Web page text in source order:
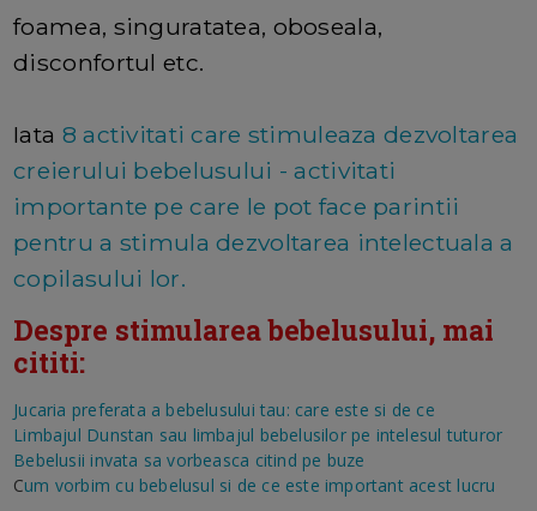
foamea, singuratatea, oboseala,
disconfortul etc.
Iata 8 activitati care stimuleaza dezvoltarea
creierului bebelusului - activitati
importante pe care le pot face parintii
pentru a stimula dezvoltarea intelectuala a
copilasului lor.
Despre stimularea bebelusului, mai
cititi:
Jucaria preferata a bebelusului tau: care este si de ce
Limbajul Dunstan sau limbajul bebelusilor pe intelesul tuturor
Bebelusii invata sa vorbeasca citind pe buze
Cum vorbim cu bebelusul si de ce este important acest lucru